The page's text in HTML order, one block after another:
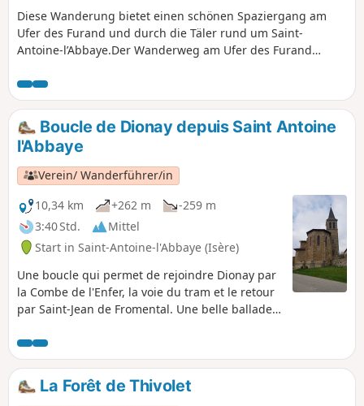
Diese Wanderung bietet einen schönen Spaziergang am
Ufer des Furand und durch die Täler rund um Saint-
Antoine-l’Abbaye.Der Wanderweg am Ufer des Furand
der die erforderlichen Genehmigungen für die
Durchquerung dieser Privatgrundstücke erhalten hat.
Vielen Dank für Ihren respektvollen Umgang mit der
Umgebung.Achtung: Bei Regen kann die Strecke in der
Combe de la Charrette rutschig (oder sogar überflutet) sein.
Boucle de Dionay depuis Saint Antoine
l'Abbaye
Verein/ Wanderführer/in
10,34 km
+262 m
-259 m
3:40 Std.
Mittel
Start in Saint-Antoine-l'Abbaye (Isère)
Une boucle qui permet de rejoindre Dionay par
la Combe de l'Enfer, la voie du tram et le retour
par Saint-Jean de Fromental. Une belle ballade
patrimoine.
La Forêt de Thivolet